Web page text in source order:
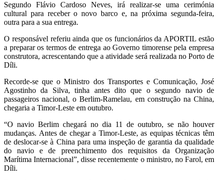
Segundo Flávio Cardoso Neves, irá realizar-se uma cerimónia
cultural para receber o novo barco e, na próxima segunda-feira,
outra para a sua entrega.
O responsável referiu ainda que os funcionários da APORTIL estão
a preparar os termos de entrega ao Governo timorense pela empresa
construtora, acrescentando que a atividade será realizada no Porto de
Díli.
Recorde-se que o Ministro dos Transportes e Comunicação, José
Agostinho da Silva, tinha antes dito que o segundo navio de
passageiros nacional, o Berlim-Ramelau, em construção na China,
chegaria a Timor-Leste em outubro.
“O navio Berlim chegará no dia 11 de outubro, se não houver
mudanças. Antes de chegar a Timor-Leste, as equipas técnicas têm
de deslocar-se à China para uma inspeção de garantia da qualidade
do navio e de preenchimento dos requisitos da Organização
Marítima Internacional”, disse recentemente o ministro, no Farol, em
Díli.